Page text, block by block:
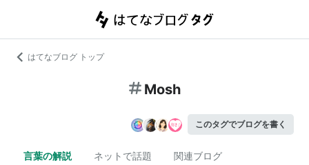
はてなブログ トップ
Mosh
このタグでブログを書く
言葉の解説 ネットで話題 関連ブログ